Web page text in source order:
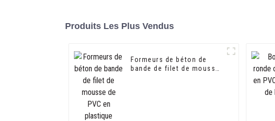
Produits Les Plus Vendus
Formeurs de béton de
bande de filet de mousse